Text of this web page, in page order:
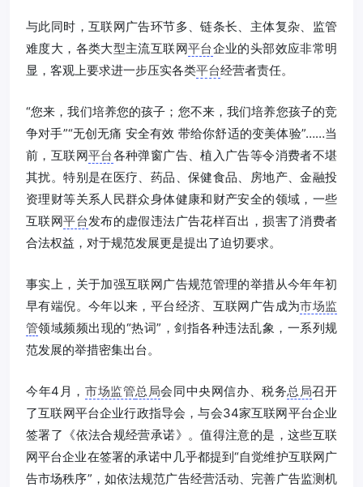
与此同时，互联网广告环节多、链条长、主体复杂、监管
难度大，各类大型主流互联网平台企业的头部效应非常明
显，客观上要求进一步压实各类平台经营者责任。
“您来，我们培养您的孩子；您不来，我们培养您孩子的竞
争对手”“无创无痛 安全有效 带给你舒适的变美体验”……当
前，互联网平台各种弹窗广告、植入广告等令消费者不堪
其扰。特别是在医疗、药品、保健食品、房地产、金融投
资理财等关系人民群众身体健康和财产安全的领域，一些
互联网平台发布的虚假违法广告花样百出，损害了消费者
合法权益，对于规范发展更是提出了迫切要求。
事实上，关于加强互联网广告规范管理的举措从今年年初
早有端倪。今年以来，平台经济、互联网广告成为市场监
管领域频频出现的“热词”，剑指各种违法乱象，一系列规
范发展的举措密集出台。
今年4月， 市场监管总局会同中央网信办、税务总局召开
了互联网平台企业行政指导会，与会34家互联网平台企业
签署了《依法合规经营承诺》。值得注意的是，这些互联
网平台企业在签署的承诺中几乎都提到“自觉维护互联网广
告市场秩序”，如依法规范广告经营活动、完善广告监测机